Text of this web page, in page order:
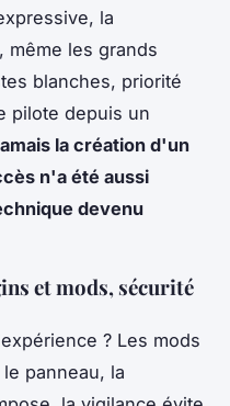
la
même les grands
blanches, priorité
pilote depuis un
la création d'un
n'a été aussi
devenu
et mods, sécurité
? Les mods
panneau, la